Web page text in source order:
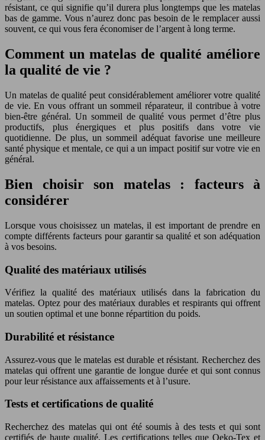
résistant, ce qui signifie qu’il durera plus longtemps que les matelas
bas de gamme. Vous n’aurez donc pas besoin de le remplacer aussi
souvent, ce qui vous fera économiser de l’argent à long terme.
Comment un matelas de qualité améliore
la qualité de vie ?
Un matelas de qualité peut considérablement améliorer votre qualité
de vie. En vous offrant un sommeil réparateur, il contribue à votre
bien-être général. Un sommeil de qualité vous permet d’être plus
productifs, plus énergiques et plus positifs dans votre vie
quotidienne. De plus, un sommeil adéquat favorise une meilleure
santé physique et mentale, ce qui a un impact positif sur votre vie en
général.
Bien choisir son matelas : facteurs à
considérer
Lorsque vous choisissez un matelas, il est important de prendre en
compte différents facteurs pour garantir sa qualité et son adéquation
à vos besoins.
Qualité des matériaux utilisés
Vérifiez la qualité des matériaux utilisés dans la fabrication du
matelas. Optez pour des matériaux durables et respirants qui offrent
un soutien optimal et une bonne répartition du poids.
Durabilité et résistance
Assurez-vous que le matelas est durable et résistant. Recherchez des
matelas qui offrent une garantie de longue durée et qui sont connus
pour leur résistance aux affaissements et à l’usure.
Tests et certifications de qualité
Recherchez des matelas qui ont été soumis à des tests et qui sont
certifiés de haute qualité. Les certifications telles que Oeko-Tex et